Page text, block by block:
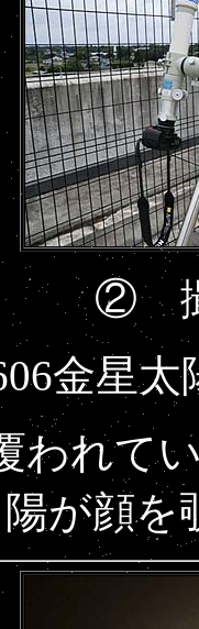
②
金星
われて
陽が顔を